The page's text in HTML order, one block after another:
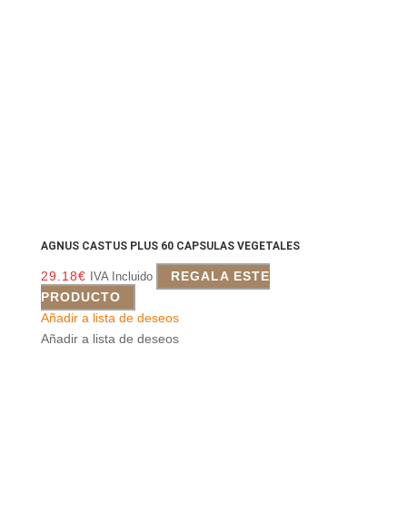
AGNUS CASTUS PLUS 60 CAPSULAS VEGETALES
29.18€ IVA Incluido
REGALA ESTE
PRODUCTO
Añadir a lista de deseos
Añadir a lista de deseos